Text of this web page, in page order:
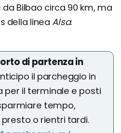
Bilbao circa 90 km, ma
della lineaAlsa.
di partenza in
il parcheggio in
il terminale e posti
tempo,
o rientri tardi.